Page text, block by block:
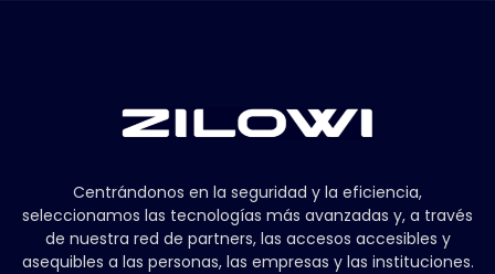
Centrándonos en la seguridad y la eficiencia,
seleccionamos las tecnologías más avanzadas y, a través
de nuestra red de partners, las accesos accesibles y
asequibles a las personas, las empresas y las instituciones.